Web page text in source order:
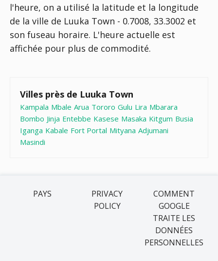
l'heure, on a utilisé la latitude et la longitude
de la ville de Luuka Town - 0.7008, 33.3002 et
son fuseau horaire. L'heure actuelle est
affichée pour plus de commodité.
Villes près de Luuka Town
Kampala Mbale Arua Tororo Gulu Lira Mbarara
Bombo Jinja Entebbe Kasese Masaka Kitgum Busia
Iganga Kabale Fort Portal Mityana Adjumani
Masindi
PAYS
PRIVACY
POLICY
COMMENT
GOOGLE
TRAITE LES
DONNÉES
PERSONNELLES